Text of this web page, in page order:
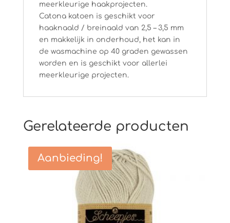
meerkleurige haakprojecten.
Catona katoen is geschikt voor
haaknaald / breinaald van 2,5 – 3,5 mm
en makkelijk in onderhoud, het kan in
de wasmachine op 40 graden gewassen
worden en is geschikt voor allerlei
meerkleurige projecten.
Gerelateerde producten
Aanbieding!